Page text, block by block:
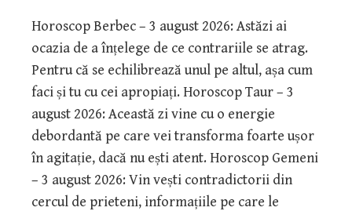
Horoscop Berbec – 3 august 2026: Astăzi ai
ocazia de a înțelege de ce contrariile se atrag.
Pentru că se echilibrează unul pe altul, așa cum
faci și tu cu cei apropiați. Horoscop Taur – 3
august 2026: Această zi vine cu o energie
debordantă pe care vei transforma foarte ușor
în agitație, dacă nu ești atent. Horoscop Gemeni
– 3 august 2026: Vin vești contradictorii din
cercul de prieteni, informațiile pe care le